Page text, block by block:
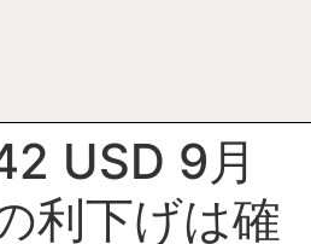
USD 9月
利下げは確